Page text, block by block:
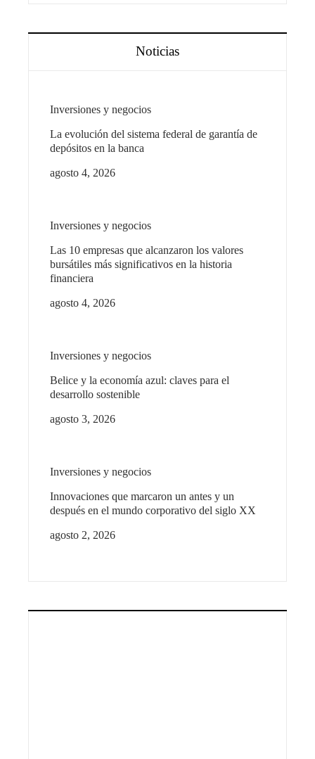
Noticias
Inversiones y negocios
La evolución del sistema federal de garantía de
depósitos en la banca
agosto 4, 2026
Inversiones y negocios
Las 10 empresas que alcanzaron los valores
bursátiles más significativos en la historia
financiera
agosto 4, 2026
Inversiones y negocios
Belice y la economía azul: claves para el
desarrollo sostenible
agosto 3, 2026
Inversiones y negocios
Innovaciones que marcaron un antes y un
después en el mundo corporativo del siglo XX
agosto 2, 2026